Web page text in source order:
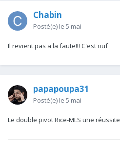
Chabin
Posté(e) le 5 mai
Il revient pas a la faute!!! C'est ouf
papapoupa31
Posté(e) le 5 mai
Le double pivot Rice-MLS une réussite